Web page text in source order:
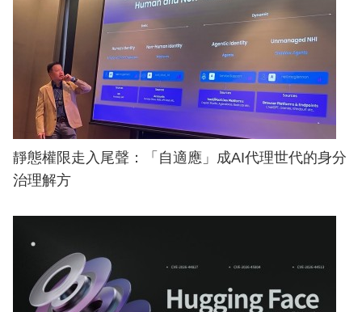
靜態權限走入尾聲：「自適應」成AI代理世代的身分
治理解方